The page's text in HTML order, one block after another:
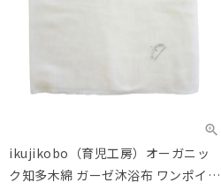
ikujikobo（育児工房）オーガニッ
ク知多木綿 ガーゼ沐浴布 ワンポイン